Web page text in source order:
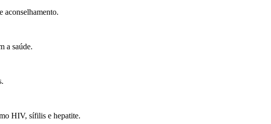
aconselhamento.
a saúde.
HIV, sífilis e hepatite.